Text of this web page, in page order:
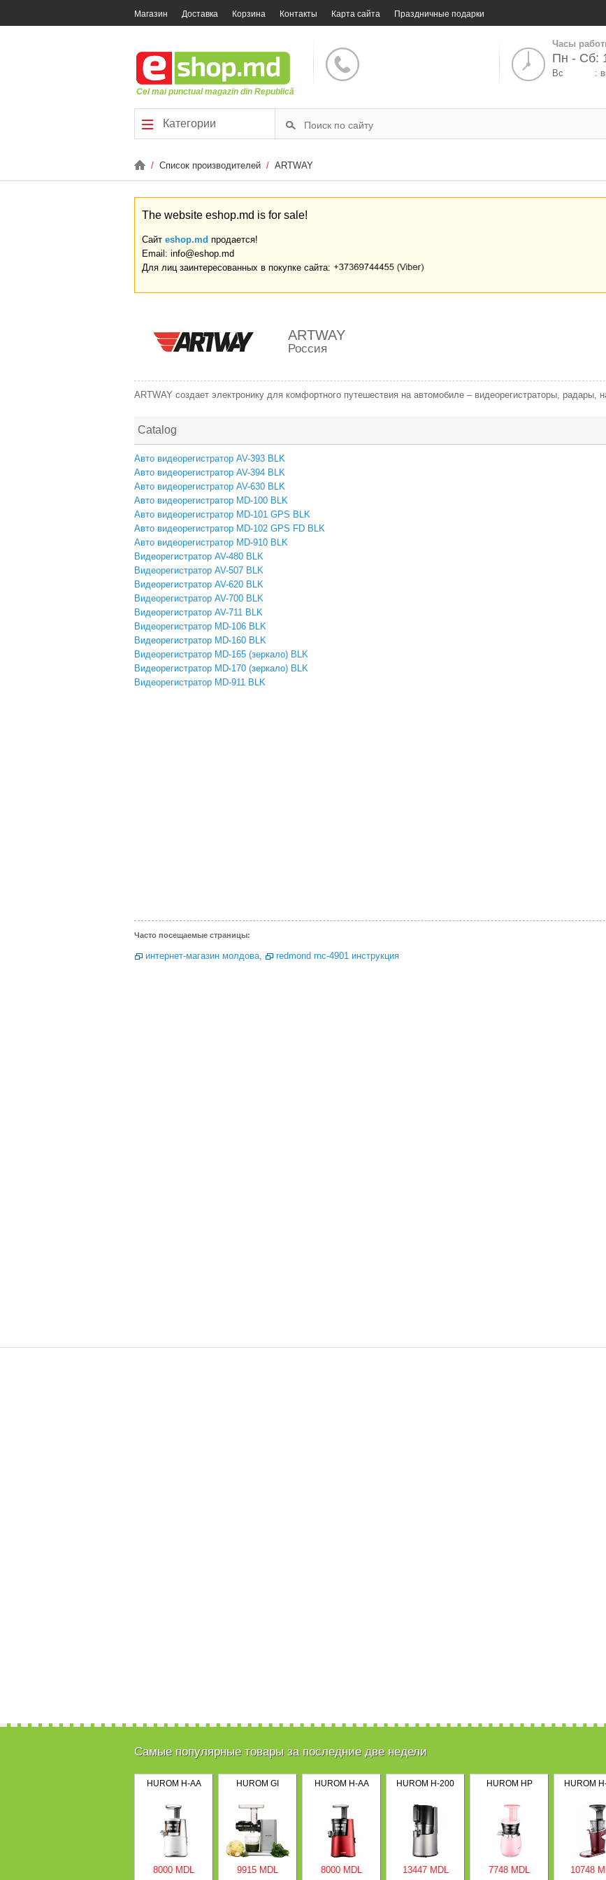
Магазин Доставка Корзина Контакты Карта сайта Праздничные подарки
Cel mai punctual magazin din Republică
Часы
Пн - Сб:
Вс :
Категории
/ Список производителей / ARTWAY
The website eshop.md is for sale!
Сайт eshop.md продается!
Email: info@eshop.md
Для лиц заинтересованных в покупке сайта:
ARTWAY
Россия
ARTWAY создает электронику для комфортного путешествия на автомобиле – видеорегистраторы, радары,
Catalog
Авто видеорегистратор AV-393 BLK
Авто видеорегистратор AV-394 BLK
Авто видеорегистратор AV-630 BLK
Авто видеорегистратор MD-100 BLK
Авто видеорегистратор MD-101 GPS BLK
Авто видеорегистратор MD-102 GPS FD BLK
Авто видеорегистратор MD-910 BLK
Видеорегистратор AV-480 BLK
Видеорегистратор AV-507 BLK
Видеорегистратор AV-620 BLK
Видеорегистратор AV-700 BLK
Видеорегистратор AV-711 BLK
Видеорегистратор MD-106 BLK
Видеорегистратор MD-160 BLK
Видеорегистратор MD-165 (зеркало) BLK
Видеорегистратор MD-170 (зеркало) BLK
Видеорегистратор MD-911 BLK
Часто посещаемые страницы:
интернет-магазин молдова, redmond rnc-4901 инструкция
Самые популярные товары за последние две недели
HUROM H-AA
8000 MDL
HUROM GI
9915 MDL
HUROM H-AA
8000 MDL
HUROM H-200
13447 MDL
HUROM HP
7748 MDL
HUROM
10748